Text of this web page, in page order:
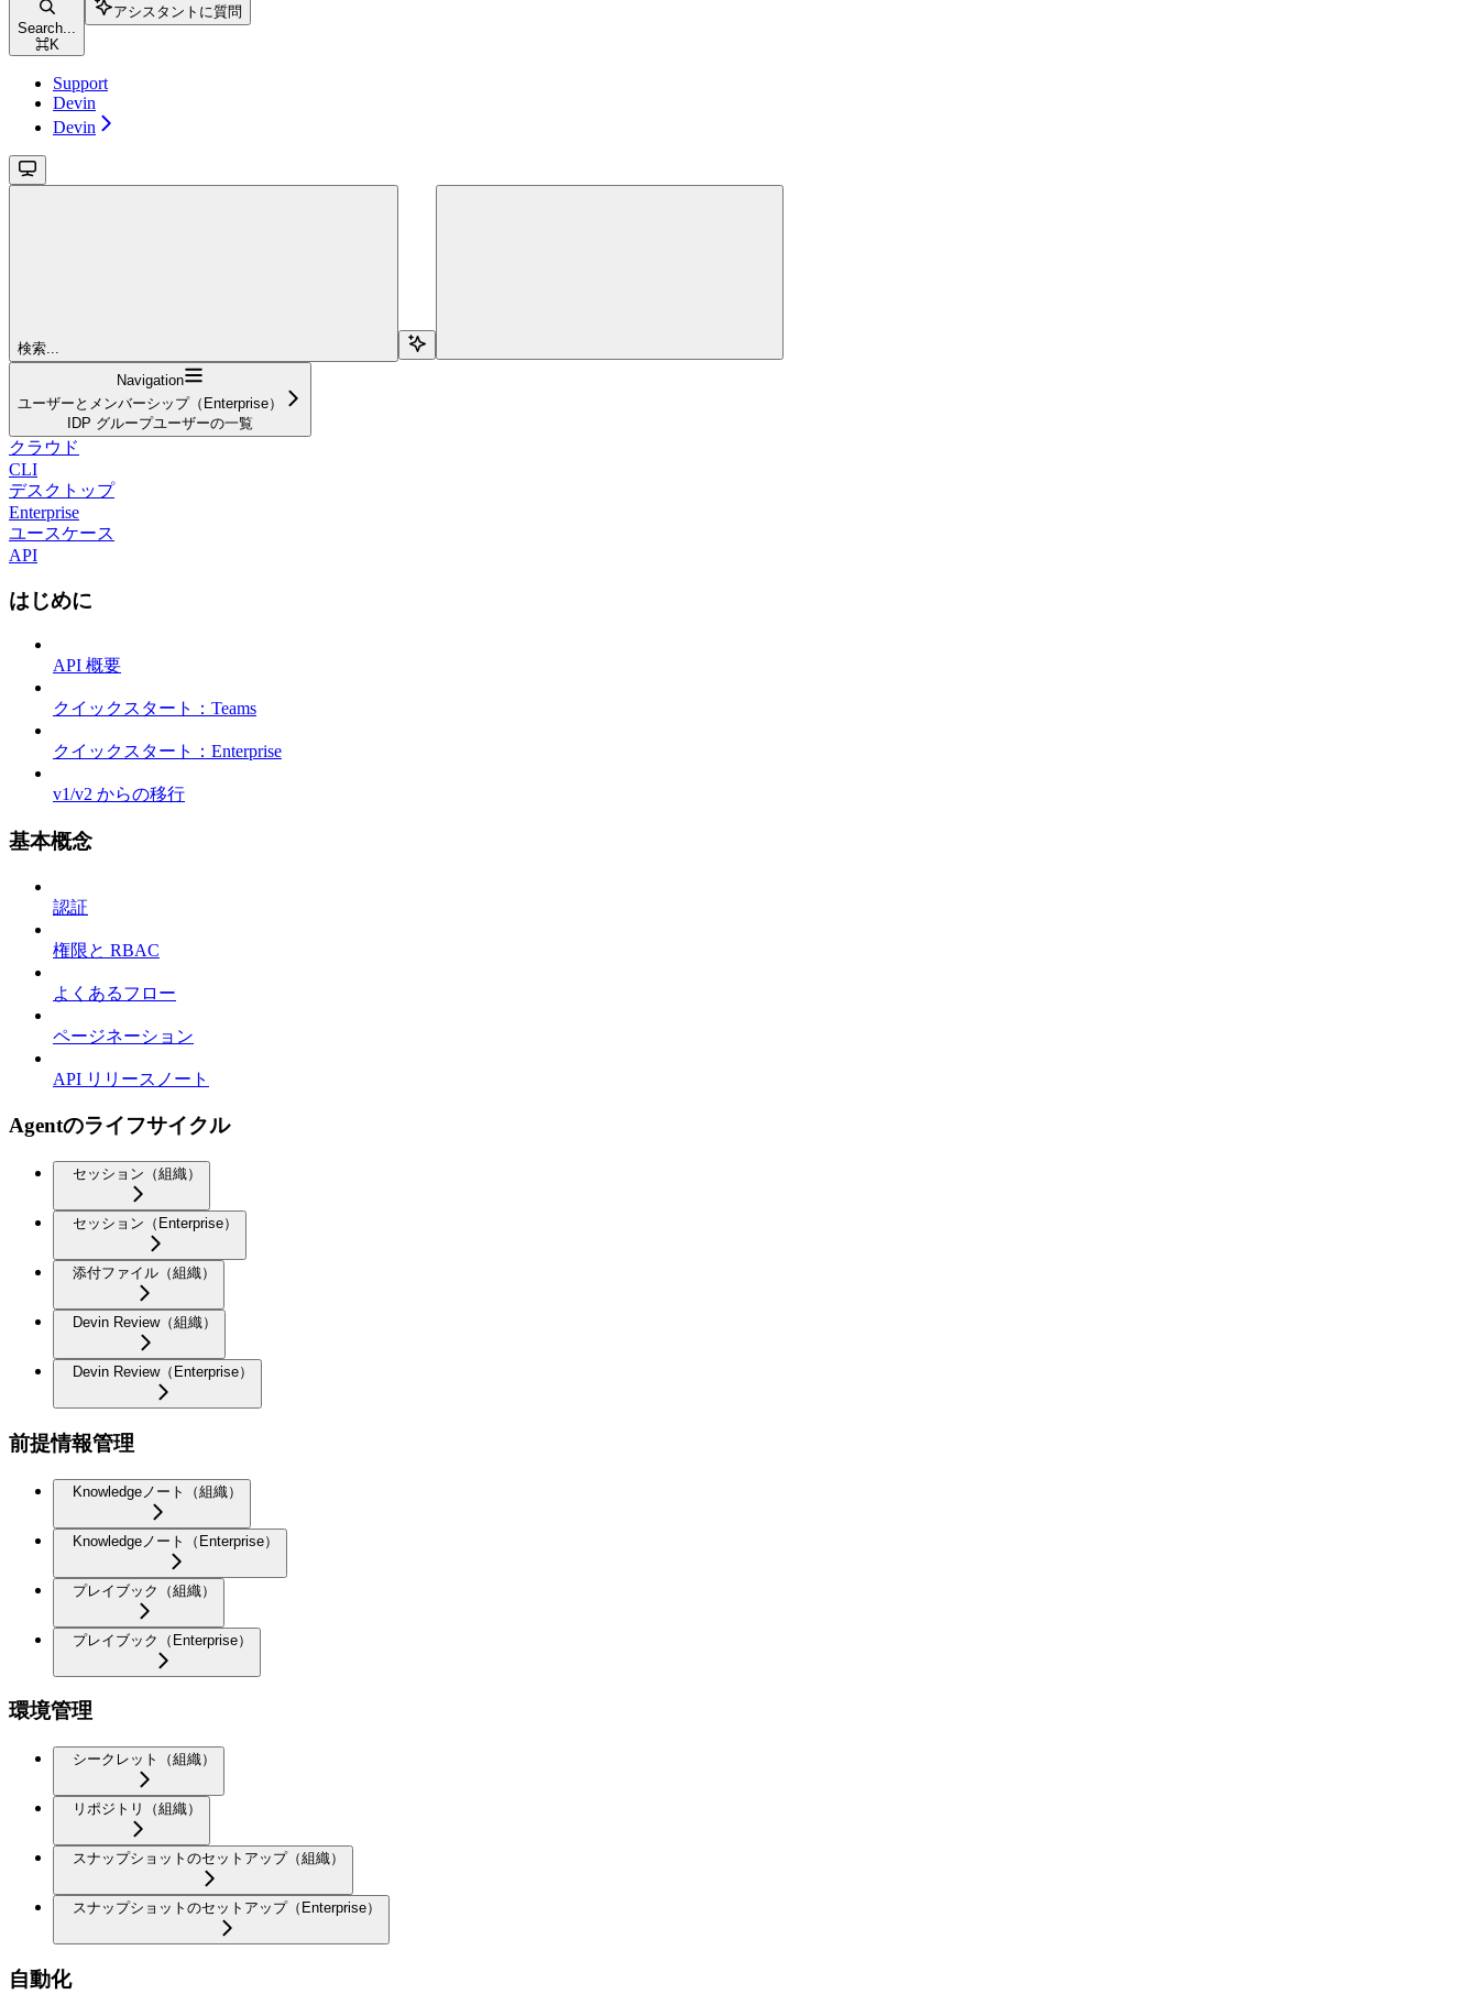
Search...
⌘K
アシスタントに質問
Support
Devin
Devin
検索...
Navigation
ユーザーとメンバーシップ（Enterprise）
IDP グループユーザーの一覧
クラウド
CLI
デスクトップ
Enterprise
ユースケース
API
はじめに
API 概要
クイックスタート：Teams
クイックスタート：Enterprise
v1/v2 からの移行
基本概念
認証
権限と RBAC
よくあるフロー
ページネーション
API リリースノート
Agentのライフサイクル
セッション（組織）
セッション（Enterprise）
添付ファイル（組織）
Devin Review（組織）
Devin Review（Enterprise）
前提情報管理
Knowledgeノート（組織）
Knowledgeノート（Enterprise）
プレイブック（組織）
プレイブック（Enterprise）
環境管理
シークレット（組織）
リポジトリ（組織）
スナップショットのセットアップ（組織）
スナップショットのセットアップ（Enterprise）
自動化